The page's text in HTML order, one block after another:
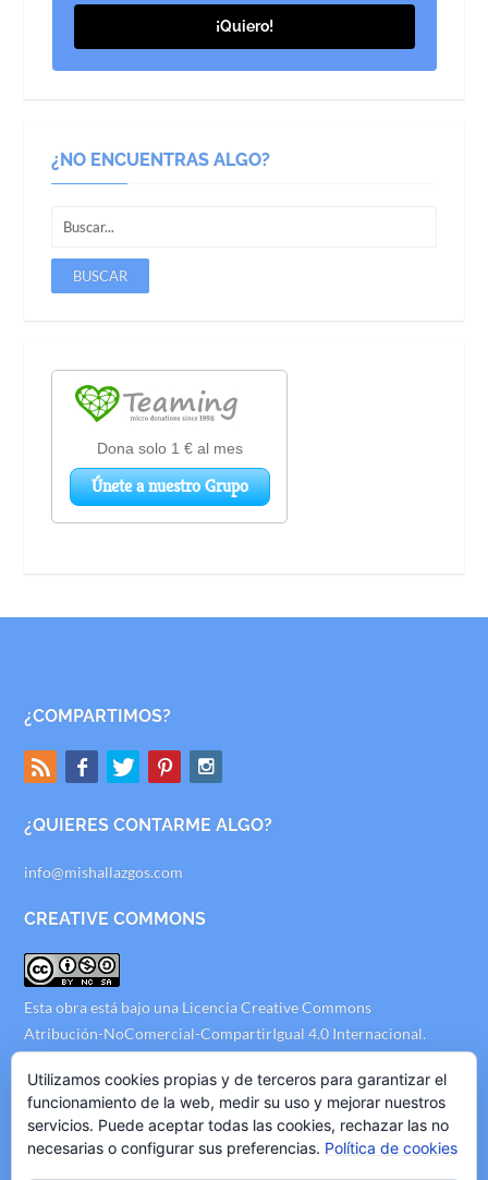
¡Quiero!
¿NO ENCUENTRAS ALGO?
¿COMPARTIMOS?
¿QUIERES CONTARME ALGO?
info@mishallazgos.com
CREATIVE COMMONS
Esta obra está bajo una Licencia Creative Commons
Atribución-NoComercial-CompartirIgual 4.0 Internacional.
AVISO LEGAL
Politica de Privacidad
Politica de Cookies
Utilizamos cookies propias y de terceros para garantizar el
funcionamiento de la web, medir su uso y mejorar nuestros
servicios. Puede aceptar todas las cookies, rechazar las no
necesarias o configurar sus preferencias. Política de cookies